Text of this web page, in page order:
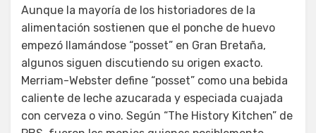
Aunque la mayoría de los historiadores de la
alimentación sostienen que el ponche de huevo
empezó llamándose “posset” en Gran Bretaña,
algunos siguen discutiendo su origen exacto.
Merriam-Webster define “posset” como una bebida
caliente de leche azucarada y especiada cuajada
con cerveza o vino. Según “The History Kitchen” de